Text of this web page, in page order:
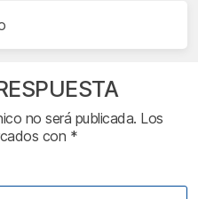
no será publicada. Los
con *